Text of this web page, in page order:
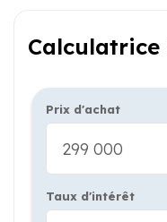
Prix d'achat
Taux d'intérêt